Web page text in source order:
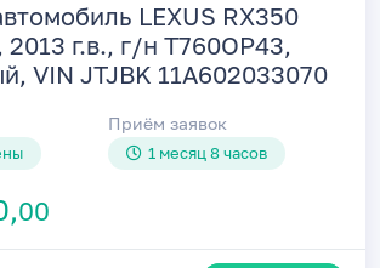
LEXUS RX350
2013 г.в., г/н Т760ОР43,
VIN JTJBK 11A602033070
Приём заявок
1 месяц 8 часов
00